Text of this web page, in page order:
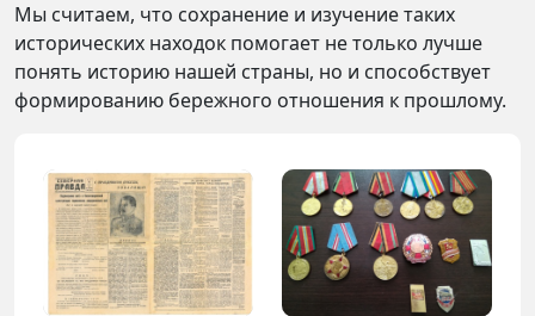
Мы считаем, что сохранение и изучение таких
исторических находок помогает не только лучше
понять историю нашей страны, но и способствует
формированию бережного отношения к прошлому.